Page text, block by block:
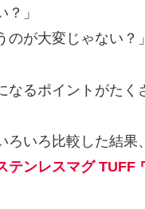
？」
のが大変じゃない？」
なるポイントがたく
ろいろ比較した結果、
テンレスマグ TUFF